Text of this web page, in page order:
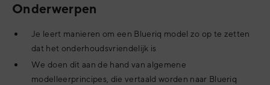
Onderwerpen
Je leert manieren om een Blueriq model zo op te zetten
dat het onderhoudsvriendelijk is
We doen dit aan de hand van algemene
modelleerprincipes, die vertaald worden naar Blueriq